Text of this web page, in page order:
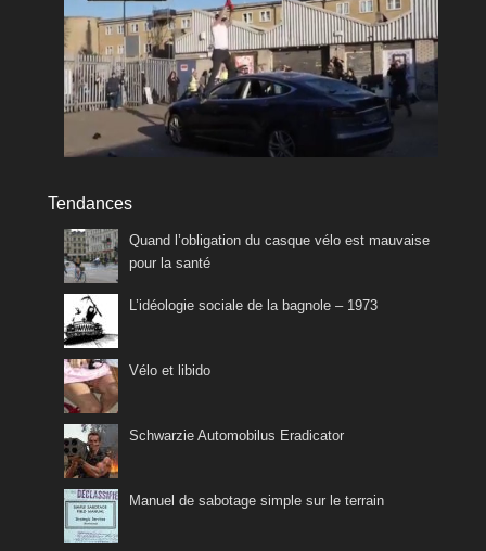
Tendances
Quand l’obligation du casque vélo est mauvaise
pour la santé
L’idéologie sociale de la bagnole – 1973
Vélo et libido
Schwarzie Automobilus Eradicator
Manuel de sabotage simple sur le terrain